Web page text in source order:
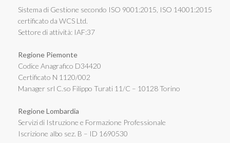
Sistema di Gestione secondo ISO 9001:2015, ISO 14001:2015
certificato da WCS Ltd.
Settore di attività: IAF:37
Regione Piemonte
Codice Anagrafico D34420
Certificato N 1120/002
Manager srl C.so Filippo Turati 11/C – 10128 Torino
Regione Lombardia
Servizi di Istruzione e Formazione Professionale
Iscrizione albo sez. B – ID 1690530